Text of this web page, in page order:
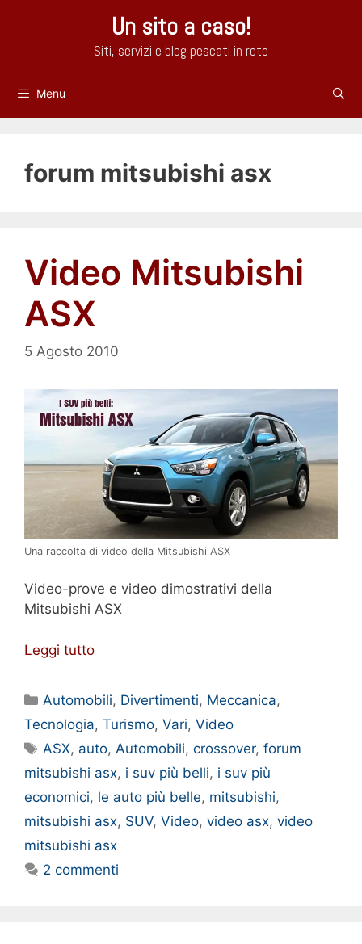
Un sito a caso!
Siti, servizi e blog pescati in rete
Menu
forum mitsubishi asx
Video Mitsubishi
ASX
5 Agosto 2010
Una raccolta di video della Mitsubishi ASX
Video-prove e video dimostrativi della
Mitsubishi ASX
Leggi tutto
Categorie
Automobili, Divertimenti, Meccanica,
Tecnologia, Turismo, Vari, Video
Tag
ASX, auto, Automobili,crossover,forum
mitsubishi asx, i suv più belli, i suv più
economici, le auto più belle, mitsubishi,
mitsubishi asx, SUV, Video, video asx, video
mitsubishi asx
2 commenti